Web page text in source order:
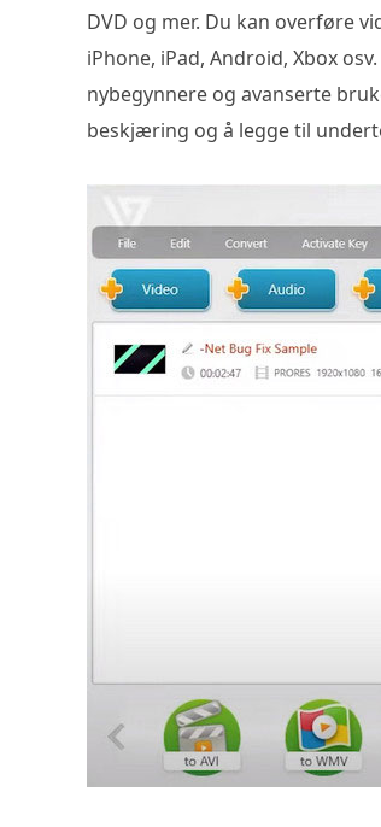
DVD og mer. Du kan overføre
iPhone, iPad, Android, Xbox
nybegynnere og avanserte
beskjæring og å legge til